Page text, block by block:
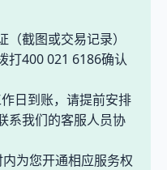
截图或交易记录）
打400 021 6186确认
日到账，请提前安排
系我们的客服人员协
为您开通相应服务权